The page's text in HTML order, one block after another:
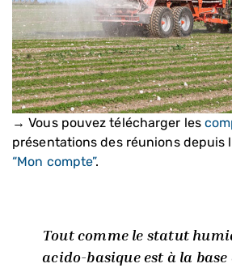
→ Vous pouvez télécharger les
présentations des réunions depuis
“Mon compte”.
Tout comme le statut
acido-basique est à la